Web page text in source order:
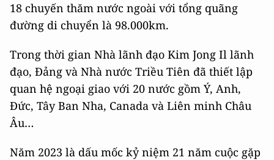
18 chuyến thăm nước ngoài với tổng quãng
đường di chuyển là 98.000km.
Trong thời gian Nhà lãnh đạo Kim Jong Il lãnh
đạo, Đảng và Nhà nước Triều Tiên đã thiết lập
quan hệ ngoại giao với 20 nước gồm Ý, Anh,
Đức, Tây Ban Nha, Canada và Liên minh Châu
Âu…
Năm 2023 là dấu mốc kỷ niệm 21 năm cuộc gặp